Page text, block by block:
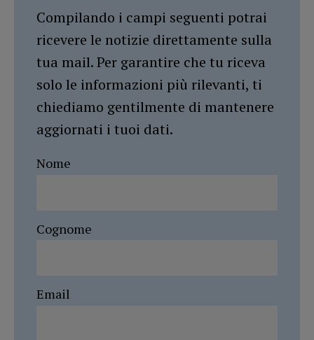
Compilando i campi seguenti potrai
ricevere le notizie direttamente sulla
tua mail. Per garantire che tu riceva
solo le informazioni più rilevanti, ti
chiediamo gentilmente di mantenere
aggiornati i tuoi dati.
Nome
Cognome
Email